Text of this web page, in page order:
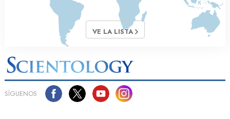
VE LA LISTA
SÍGUENOS